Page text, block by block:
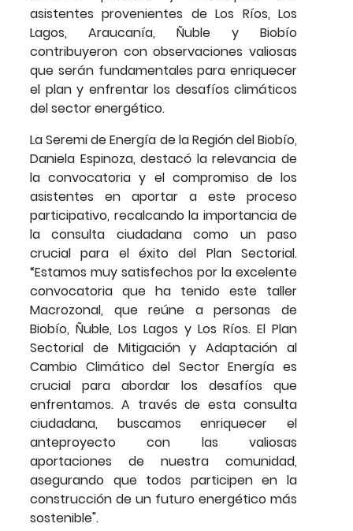
asistentes provenientes de Los Ríos, Los
Lagos, Araucanía, Ñuble y Biobío
contribuyeron con observaciones valiosas
que serán fundamentales para enriquecer
el plan y enfrentar los desafíos climáticos
del sector energético.
La Seremi de Energía de la Región del Biobío,
Daniela Espinoza, destacó la relevancia de
la convocatoria y el compromiso de los
asistentes en aportar a este proceso
participativo, recalcando la importancia de
la consulta ciudadana como un paso
crucial para el éxito del Plan Sectorial.
“Estamos muy satisfechos por la excelente
convocatoria que ha tenido este taller
Macrozonal, que reúne a personas de
Biobío, Ñuble, Los Lagos y Los Ríos. El Plan
Sectorial de Mitigación y Adaptación al
Cambio Climático del Sector Energía es
crucial para abordar los desafíos que
enfrentamos. A través de esta consulta
ciudadana, buscamos enriquecer el
anteproyecto con las valiosas
aportaciones de nuestra comunidad,
asegurando que todos participen en la
construcción de un futuro energético más
sostenible".